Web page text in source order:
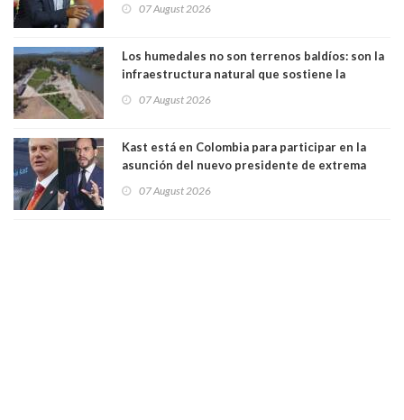
07 August 2026
Los humedales no son terrenos baldíos: son la
infraestructura natural que sostiene la
07 August 2026
Kast está en Colombia para participar en la
asunción del nuevo presidente de extrema
07 August 2026